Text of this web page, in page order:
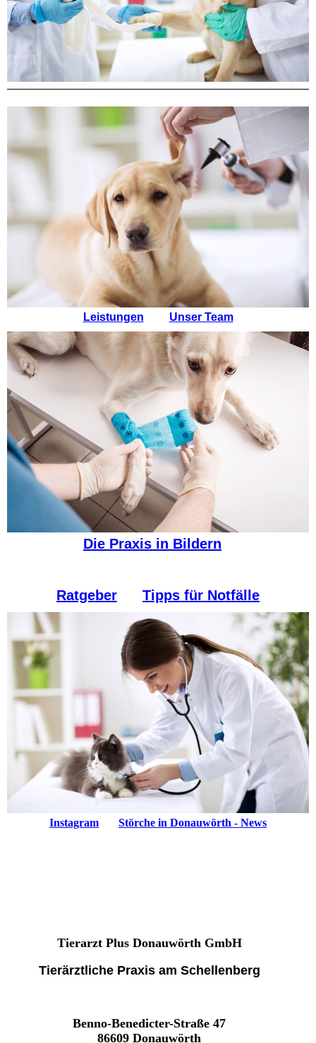
Leistungen Unser Team
Die Praxis in Bildern
Ratgeber Tipps für Notfälle
Instagram Störche in Donauwörth - News
Tierarzt Plus Donauwörth GmbH
Tierärztliche Praxis am Schellenberg
Benno-Benedicter-Straße 47
86609 Donauwörth